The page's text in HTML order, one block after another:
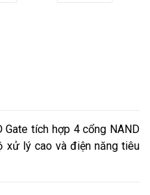
Gate tích hợp 4 cổng NAND
lý cao và điện năng tiêu